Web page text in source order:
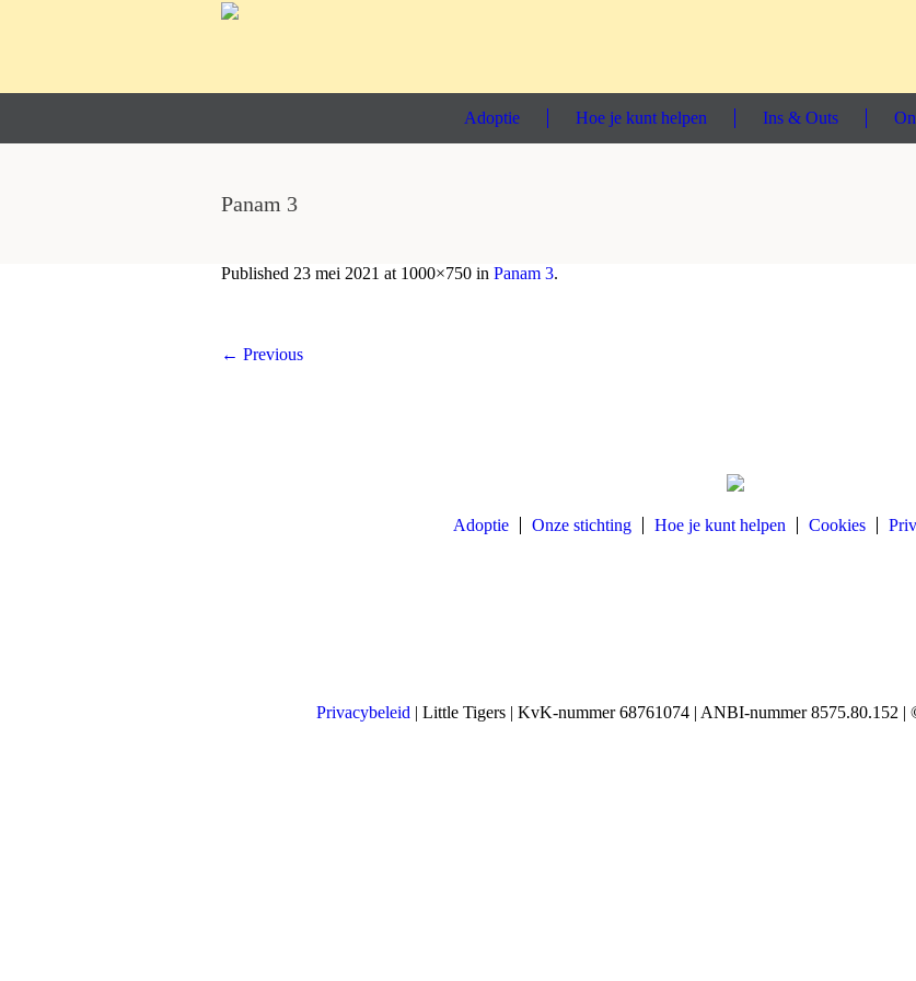
Adoptie Hoe je kunt helpen Ins & Outs
Panam 3
Published 23 mei 2021 at 1000×750 in Panam 3.
← Previous
Adoptie Onze stichting Hoe je kunt helpen Cookies
Privacybeleid | Little Tigers | KvK-nummer 68761074 | ANBI-nummer 8575.80.152 |